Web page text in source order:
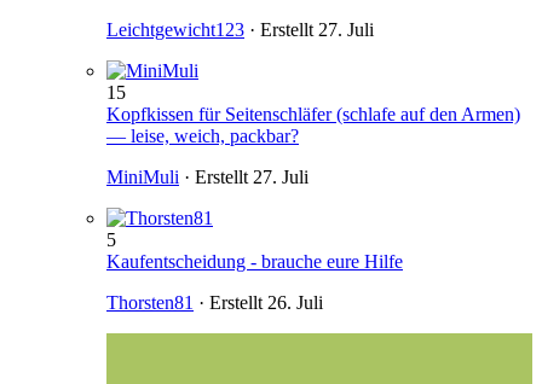
Leichtgewicht123 · Erstellt 27. Juli
15
Kopfkissen für Seitenschläfer (schlafe auf den Armen)
— leise, weich, packbar?
MiniMuli · Erstellt 27. Juli
5
Kaufentscheidung - brauche eure Hilfe
Thorsten81 · Erstellt 26. Juli